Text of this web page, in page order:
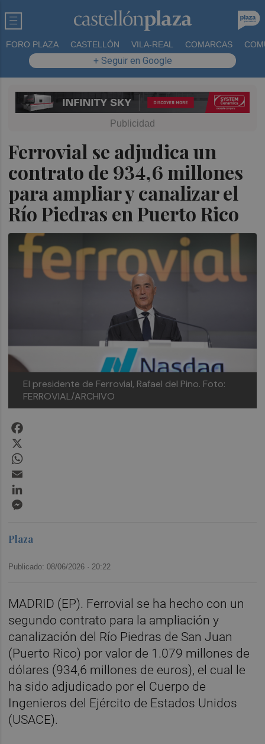
FORO PLAZA CASTELLÓN VILA-REAL COMARCAS
+ Seguir en Google
Ferrovial se adjudica un
contrato de 934,6 millones
para ampliar y canalizar el
Río Piedras en Puerto Rico
El presidente de Ferrovial, Rafael del Pino. Foto:
FERROVIAL/ARCHIVO
Plaza
Publicado: 08/06/2026 · 20:22
MADRID (EP). Ferrovial se ha hecho con un
segundo contrato para la ampliación y
canalización del Río Piedras de San Juan
(Puerto Rico) por valor de 1.079 millones de
dólares (934,6 millones de euros), el cual le
ha sido adjudicado por el Cuerpo de
Ingenieros del Ejército de Estados Unidos
(USACE).